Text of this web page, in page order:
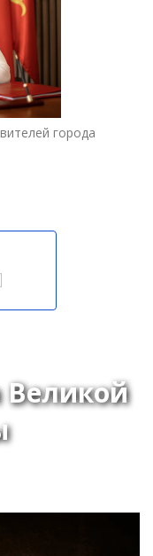
города
Великой